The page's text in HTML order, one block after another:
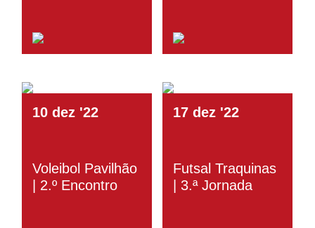
10 dez '22
Voleibol Pavilhão
| 2.º Encontro
17 dez '22
Futsal Traquinas
| 3.ª Jornada